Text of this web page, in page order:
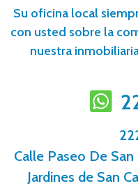
Su oficina local
con usted sobre la
nuestra
Calle Paseo De
Jardines de San